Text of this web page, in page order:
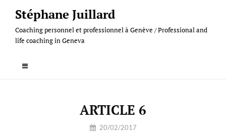
content
Stéphane Juillard
Coaching personnel et professionnel à Genève / Professional and
life coaching in Geneva
ARTICLE 6
By 20/02/2017